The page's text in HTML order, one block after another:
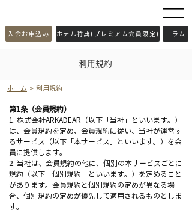
​入会お申込み ホテル特典(プレミアム会員限定) コラム
​利用規約
ホーム > 利用規約
第1条（会員規約）
1. 株式会社ARKADEAR（以下「当社」といいます。）
は、会員規約を定め、会員規約に従い、当社が運営す
るサービス（以下「本サービス」といいます。）を会
員に提供します。
2. 当社は、会員規約の他に、個別の本サービスごとに
規約（以下「個別規約」といいます。）を定めること
があります。会員規約と個別規約の定めが異なる場
合、個別規約の定めが優先して適用されるものとしま
す。